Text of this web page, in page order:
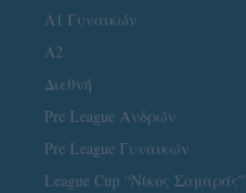
Α1 Γυναικών
A2
Διεθνή
Pre League Ανδρών
Pre League Γυναικών
League Cup “Νίκος Σαμαράς”